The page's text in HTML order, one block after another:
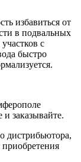
избавиться от
в подвальных
с
быстро
заказывайте.
дистрибьютора,
приобретения